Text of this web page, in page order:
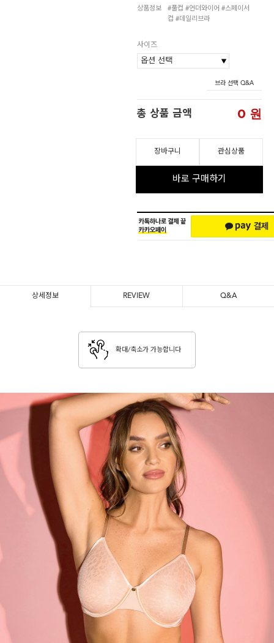
상품정보
#풀컵 #언더와이어 #스페이서
컵 #데일리브라
사이즈
브라 선택 Q&A
총 상품 금액 0 원
장바구니 관심상품
바로 구매하기
상세정보 REVIEW Q&A
확대/축소가 가능합니다